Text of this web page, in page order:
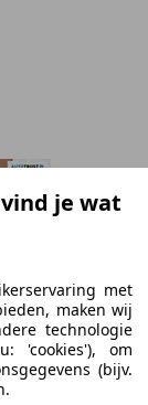
je wat
met
maken wij
technologie
'cookies'), om
(bijv.